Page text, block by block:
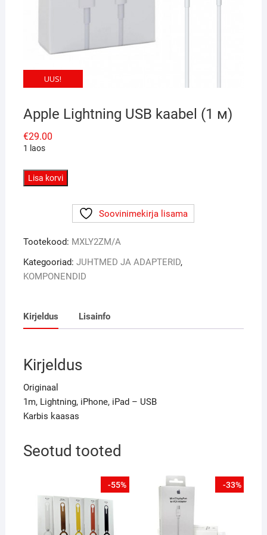
UUS!
Apple Lightning USB kaabel (1 м)
€29.00
1 laos
Apple
м)
kogus
Lisa korvi
Soovinimekirja lisama
Tootekood: MXLY2ZM/A
Kategooriad: JUHTMED JA ADAPTERID,
KOMPONENDID
Kirjeldus Lisainfo
Kirjeldus
Originaal
1m, Lightning, iPhone, iPad – USB
Karbis kaasas
Seotud tooted
-55% -33%